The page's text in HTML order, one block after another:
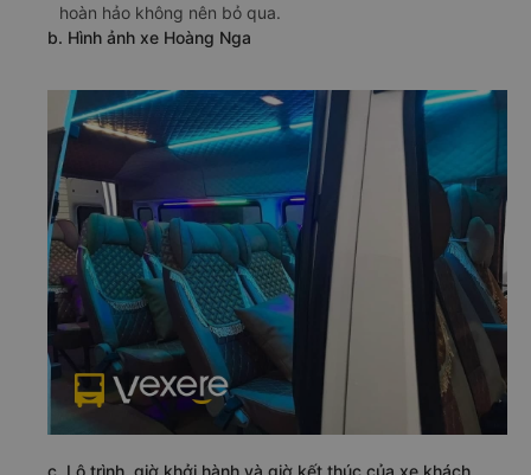
hoàn hảo không nên bỏ qua.
b. Hình ảnh xe Hoàng Nga